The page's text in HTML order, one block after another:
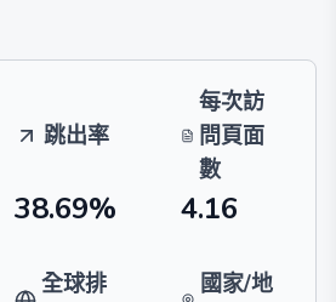
跳出率
每次訪
問頁面
數
38.69% 4.16
全球排
國家/地